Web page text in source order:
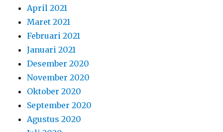
April 2021
Maret 2021
Februari 2021
Januari 2021
Desember 2020
November 2020
Oktober 2020
September 2020
Agustus 2020